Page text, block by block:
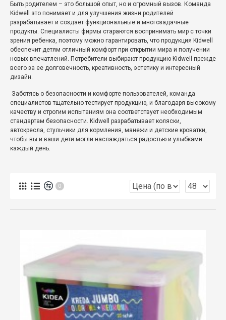
Быть родителем – это большой опыт, но и огромный вызов. Команда
Kidwell это понимает и для улучшения жизни родителей
разрабатывает и создает функциональные и многозадачные
продукты. Специалисты фирмы стараются воспринимать мир с точки
зрения ребенка, поэтому можно гарантировать, что продукция Kidwell
обеспечит детям отличный комфорт при открытии мира и получении
новых впечатлений. Потребители выбирают продукцию Kidwell прежде
всего за ее долговечность, креативность, эстетику и интересный
дизайн.
Заботясь о безопасности и комфорте пользователей, команда
специалистов тщательно тестирует продукцию, и благодаря высокому
качеству и строгим испытаниям она соответствует необходимым
стандартам безопасности. Kidwell разрабатывает коляски,
автокресла, стульчики для кормления, манежи и детские кроватки,
чтобы вы и ваши дети могли наслаждаться радостью и улыбками
каждый день.
0